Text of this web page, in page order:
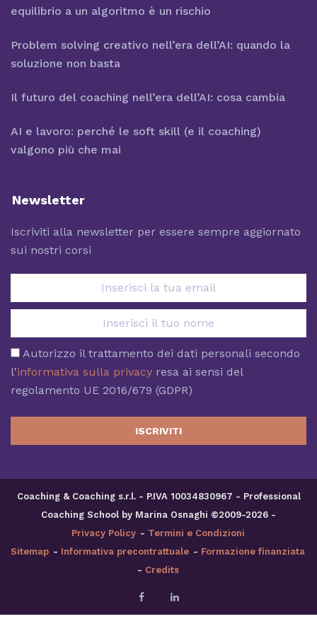
equilibrio a un algoritmo è un rischio
Problem solving creativo nell’era dell’AI: quando la
soluzione non basta
Il futuro del coaching nell’era dell’AI: cosa cambia
AI e lavoro: perché le soft skill (e il coaching)
valgono più che mai
Newsletter
Iscriviti alla newsletter per essere sempre aggiornato
sui nostri corsi
Autorizzo il trattamento dei dati personali secondo
l'informativa sulla privacy resa ai sensi del
regolamento UE 2016/679 (GDPR)
ISCRIVITI
Coaching & Coaching s.r.l. - P.IVA 10034830967 - Professional
Coaching School by Marina Osnaghi ©2009-2026 -
Privacy Policy - Termini e Condizioni
Sitemap - Informativa precontrattuale - Formazione finanziata
- Credits